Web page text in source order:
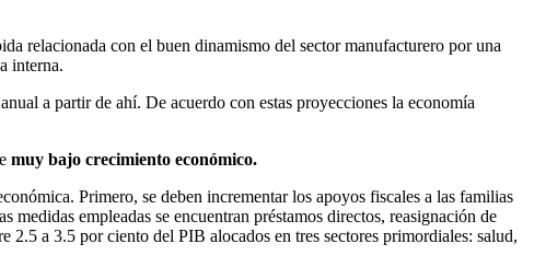
relacionada con el buen dinamismo del sector manufacturero por una
interna.
a partir de ahí. De acuerdo con estas proyecciones la economía
muy bajo crecimiento económico.
Primero, se deben incrementar los apoyos fiscales a las familias
empleadas se encuentran préstamos directos, reasignación de
2.5 a 3.5 por ciento del PIB alocados en tres sectores primordiales: salud,